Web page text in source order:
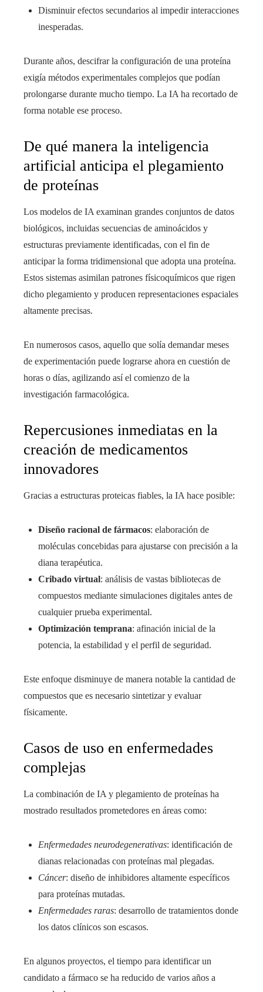
Disminuir efectos secundarios al impedir interacciones
inesperadas.
Durante años, descifrar la configuración de una proteína
exigía métodos experimentales complejos que podían
prolongarse durante mucho tiempo. La IA ha recortado de
forma notable ese proceso.
De qué manera la inteligencia
artificial anticipa el plegamiento
de proteínas
Los modelos de IA examinan grandes conjuntos de datos
biológicos, incluidas secuencias de aminoácidos y
estructuras previamente identificadas, con el fin de
anticipar la forma tridimensional que adopta una proteína.
Estos sistemas asimilan patrones físicoquímicos que rigen
dicho plegamiento y producen representaciones espaciales
altamente precisas.
En numerosos casos, aquello que solía demandar meses
de experimentación puede lograrse ahora en cuestión de
horas o días, agilizando así el comienzo de la
investigación farmacológica.
Repercusiones inmediatas en la
creación de medicamentos
innovadores
Gracias a estructuras proteicas fiables, la IA hace posible:
Diseño racional de fármacos: elaboración de
moléculas concebidas para ajustarse con precisión a la
diana terapéutica.
Cribado virtual: análisis de vastas bibliotecas de
compuestos mediante simulaciones digitales antes de
cualquier prueba experimental.
Optimización temprana: afinación inicial de la
potencia, la estabilidad y el perfil de seguridad.
Este enfoque disminuye de manera notable la cantidad de
compuestos que es necesario sintetizar y evaluar
físicamente.
Casos de uso en enfermedades
complejas
La combinación de IA y plegamiento de proteínas ha
mostrado resultados prometedores en áreas como:
Enfermedades neurodegenerativas: identificación de
dianas relacionadas con proteínas mal plegadas.
Cáncer: diseño de inhibidores altamente específicos
para proteínas mutadas.
Enfermedades raras: desarrollo de tratamientos donde
los datos clínicos son escasos.
En algunos proyectos, el tiempo para identificar un
candidato a fármaco se ha reducido de varios años a